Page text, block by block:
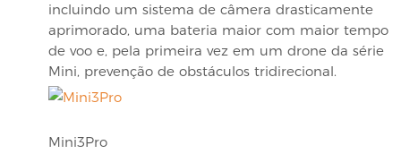
incluindo um sistema de câmera drasticamente
aprimorado, uma bateria maior com maior tempo
de voo e, pela primeira vez em um drone da série
Mini, prevenção de obstáculos tridirecional.
Mini3Pro